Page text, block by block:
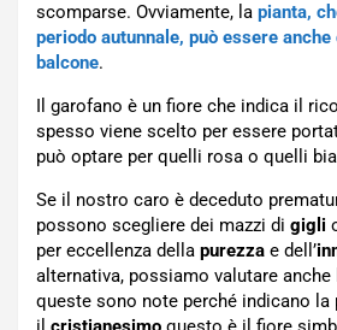
scomparse. Ovviamente, la pianta,
periodo autunnale, può essere
balcone.
Il garofano è un fiore che indica il
spesso viene scelto per essere
può optare per quelli rosa o quelli
Se il nostro caro è deceduto
possono scegliere dei mazzi di gigli
per eccellenza della purezza e dell’
alternativa, possiamo valutare anche
queste sono note perché indicano la